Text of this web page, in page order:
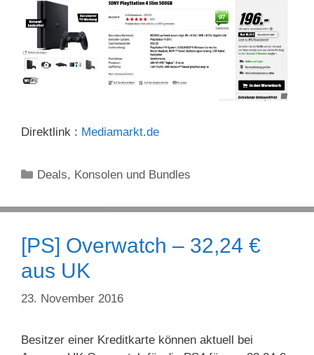
Direktlink : Mediamarkt.de
Kategorien
Deals, Konsolen und Bundles
[PS] Overwatch – 32,24 €
aus UK
23. November 2016
Besitzer einer Kreditkarte können aktuell bei